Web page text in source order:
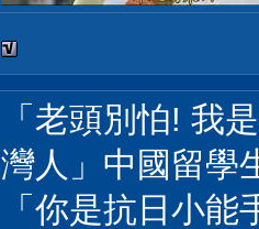
「老頭別怕! 我
灣人」中國留學
「你是抗日小